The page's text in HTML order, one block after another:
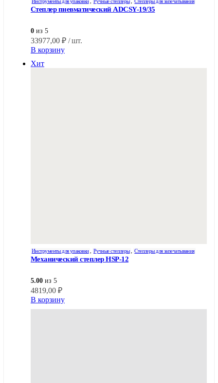
Степлер пневматический ADCSY-19/35
0 из 5
33977,00 ₽ / шт.
В корзину
Хит
Инструменты для упаковки Ручные степлеры Степлеры для запечатывания
Механический степлер HSP-12
5.00 из 5
4819,00 ₽
В корзину